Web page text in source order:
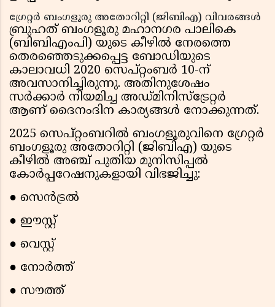
ഗ്രേറ്റർ ബംഗളൂരു അതോറിറ്റി (ജിബിഎ) വിവരങ്ങൾ
ബ്രുഹത് ബംഗളൂരു മഹാനഗര പാലികെ
(ബിബിഎംപി) യുടെ കീഴിൽ നേരത്തെ
തെരഞ്ഞെടുക്കപ്പെട്ട ബോഡിയുടെ
കാലാവധി 2020 സെപ്റ്റംബർ 10-ന്
അവസാനിച്ചിരുന്നു. അതിനുശേഷം
സർക്കാർ നിയമിച്ച അഡ്മിനിസ്ട്രേറ്റർ
ആണ് ദൈനംദിന കാര്യങ്ങൾ നോക്കുന്നത്.
2025 സെപ്റ്റംബറിൽ ബംഗളൂരുവിനെ ഗ്രേറ്റർ
ബംഗളൂരു അതോറിറ്റി (ജിബിഎ) യുടെ
കീഴിൽ അഞ്ച് പുതിയ മുനിസിപ്പൽ
കോർപ്പറേഷനുകളായി വിഭജിച്ചു:
● സെൻട്രൽ
● ഈസ്റ്റ്
● വെസ്റ്റ്
● നോർത്ത്
● സൗത്ത്